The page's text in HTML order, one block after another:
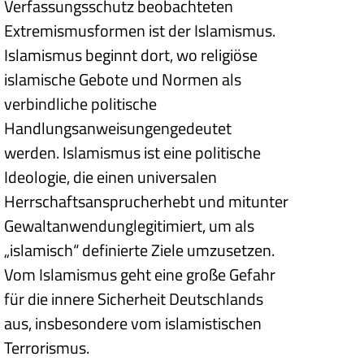
Verfassungsschutz beobachteten
Extremismusformen ist der Islamismus.
Islamismus beginnt dort, wo religiöse
islamische Gebote und Normen als
verbindliche politische
Handlungsanweisungengedeutet
werden. Islamismus ist eine politische
Ideologie, die einen universalen
Herrschaftsansprucherhebt und mitunter
Gewaltanwendunglegitimiert, um als
„islamisch“ definierte Ziele umzusetzen.
Vom Islamismus geht eine große Gefahr
für die innere Sicherheit Deutschlands
aus, insbesondere vom islamistischen
Terrorismus.